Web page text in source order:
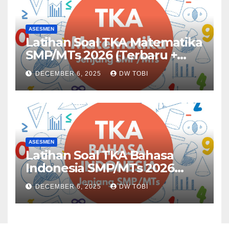
ASESMEN
Latihan Soal TKA Matematika
SMP/MTs 2026 (Terbaru +
Lengkap)
DECEMBER 6, 2025 DW TOBI
ASESMEN
Latihan Soal TKA Bahasa
Indonesia SMP/MTs 2026
(Lengkap + Pembahasan)
DECEMBER 6, 2025 DW TOBI